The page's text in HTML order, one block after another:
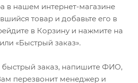
в нашем интернет-магазине
товар и добавьте его в
в Корзину и нажмите на
«Быстрый заказ».
быстрый заказ, напишите ФИО,
перезвонит менеджер и